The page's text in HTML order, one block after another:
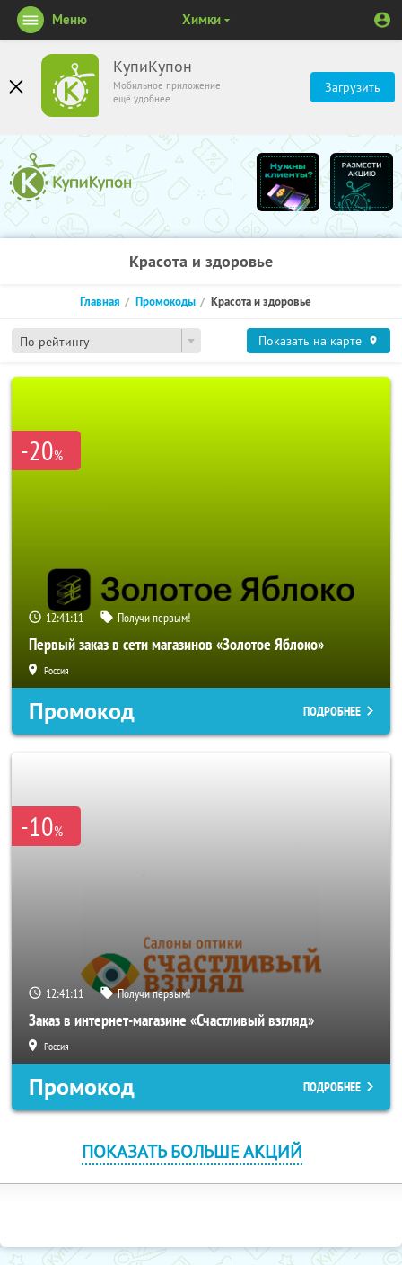
КупиКупон
Мобильное приложение
ещё удобнее
Загрузить
Меню Химки
Красота и здоровье
По рейтингу
Главная Промокоды Красота и здоровье
Показать на карте
-20%
12:41:11 Получи первым!
Первый заказ в сети магазинов «Золотое Яблоко»
Россия
Промокод ПОДРОБНЕЕ
-10%
12:41:11 Получи первым!
Заказ в интернет-магазине «Счастливый взгляд»
Россия
Промокод ПОДРОБНЕЕ
ПОКАЗАТЬ БОЛЬШЕ АКЦИЙ